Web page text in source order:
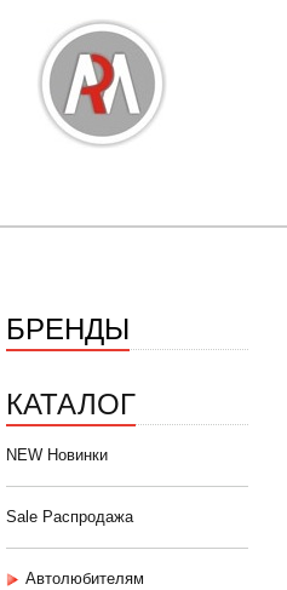
БРЕНДЫ
КАТАЛОГ
NEW Новинки
Sale Распродажа
Автолюбителям